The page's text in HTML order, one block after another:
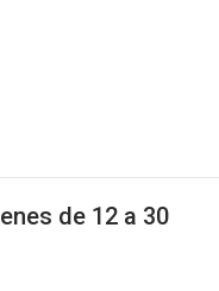
de 12 a 30